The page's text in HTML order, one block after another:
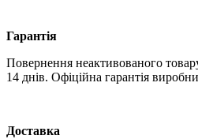
Гарантія
Повернення неактивованого
14 днів. Офіційна гарантія
Доставка